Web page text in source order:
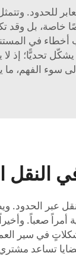
للحدود.
بل وقد
في
يشكّل تحديًّا؛
سوء الفهم، ما
عبر الحدود.
أمراً صعباً.
تساعد